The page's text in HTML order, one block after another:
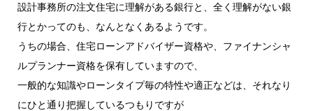
設計事務所の注文住宅に理解がある銀行と、全く理解がない銀
行とかってのも、なんとなくあるようです。
うちの場合、住宅ローンアドバイザー資格や、ファイナンシャ
ルプランナー資格を保有していますので、
一般的な知識やローンタイプ毎の特性や適正などは、それなり
にひと通り把握しているつもりですが